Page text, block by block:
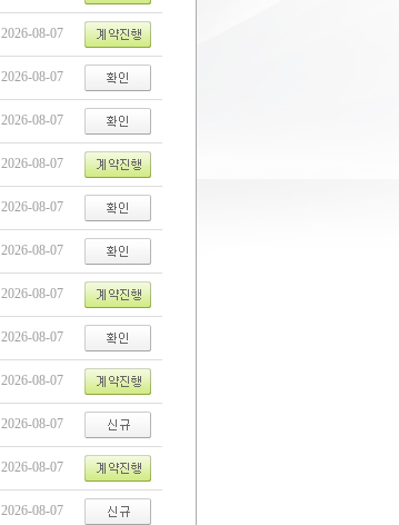
2026-08-07
2026-08-07
2026-08-07
2026-08-07
2026-08-07
2026-08-07
2026-08-07
2026-08-07
2026-08-07
2026-08-07
2026-08-07
2026-08-07